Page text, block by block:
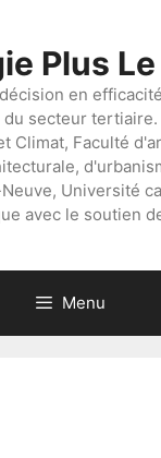
Plus
en
secteur tertiaire.
Climat, Faculté
Université
avec le soutien
Menu